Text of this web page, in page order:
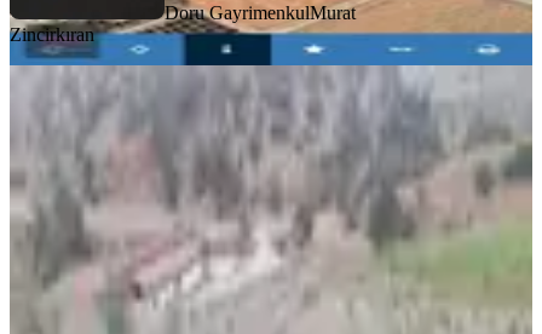
Doru GayrimenkulMurat
Zincirkıran
Mrs Gayrimenkul Dan Satılık
Zeytinlik
Onikişubat, Bulutoğlu Mahallesi
10500 m²· 2.857/m² ·03.01.2026
30.000.000 ₺